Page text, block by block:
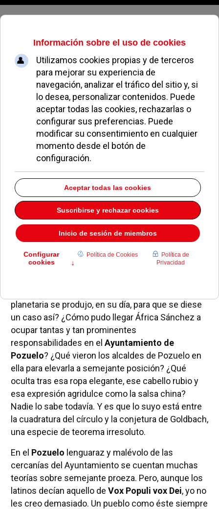
Sábado, 08 de agosto de 2026
Sucesos Pozuelo: El Enigma de la
Concejal África Sánchez
CAPITÁN POSSUELO CAPITÁN POSSUELO 14 MARZO 2011
África Sánchezes concejala deCultura,
Relaciones Institucionales, Protocolo y Mujer
.
Todo un prodigio de superación. Tanto, que su
ascensión ya se estudia en muchas escuelas de
liderazgo por ser algo inaudito en la historia de las
concejalías en España. Importantes equipos de
planetaria se produjo, en su día, para que se diese
un caso así? ¿Cómo pudo llegar África Sánchez a
ocupar tantas y tan prominentes
responsabilidades en el Ayuntamiento de
Pozuelo? ¿Qué vieron los alcaldes de Pozuelo en
ella para elevarla a semejante posición? ¿Qué
oculta tras esa ropa elegante, ese cabello rubio y
esa expresión agridulce como la salsa china?
Nadie lo sabe todavía. Y es que lo suyo está entre
la cuadratura del círculo y la conjetura de Goldbach,
una especie de teorema irresoluto.
En el Pozuelo lenguaraz y malévolo de las
cercanías del Ayuntamiento se cuentan muchas
teorías sobre semejante proeza. Pero, aunque los
latinos decían aquello de Vox Populi vox Dei, yo no
les creo demasiado. Un pueblo como éste siempre